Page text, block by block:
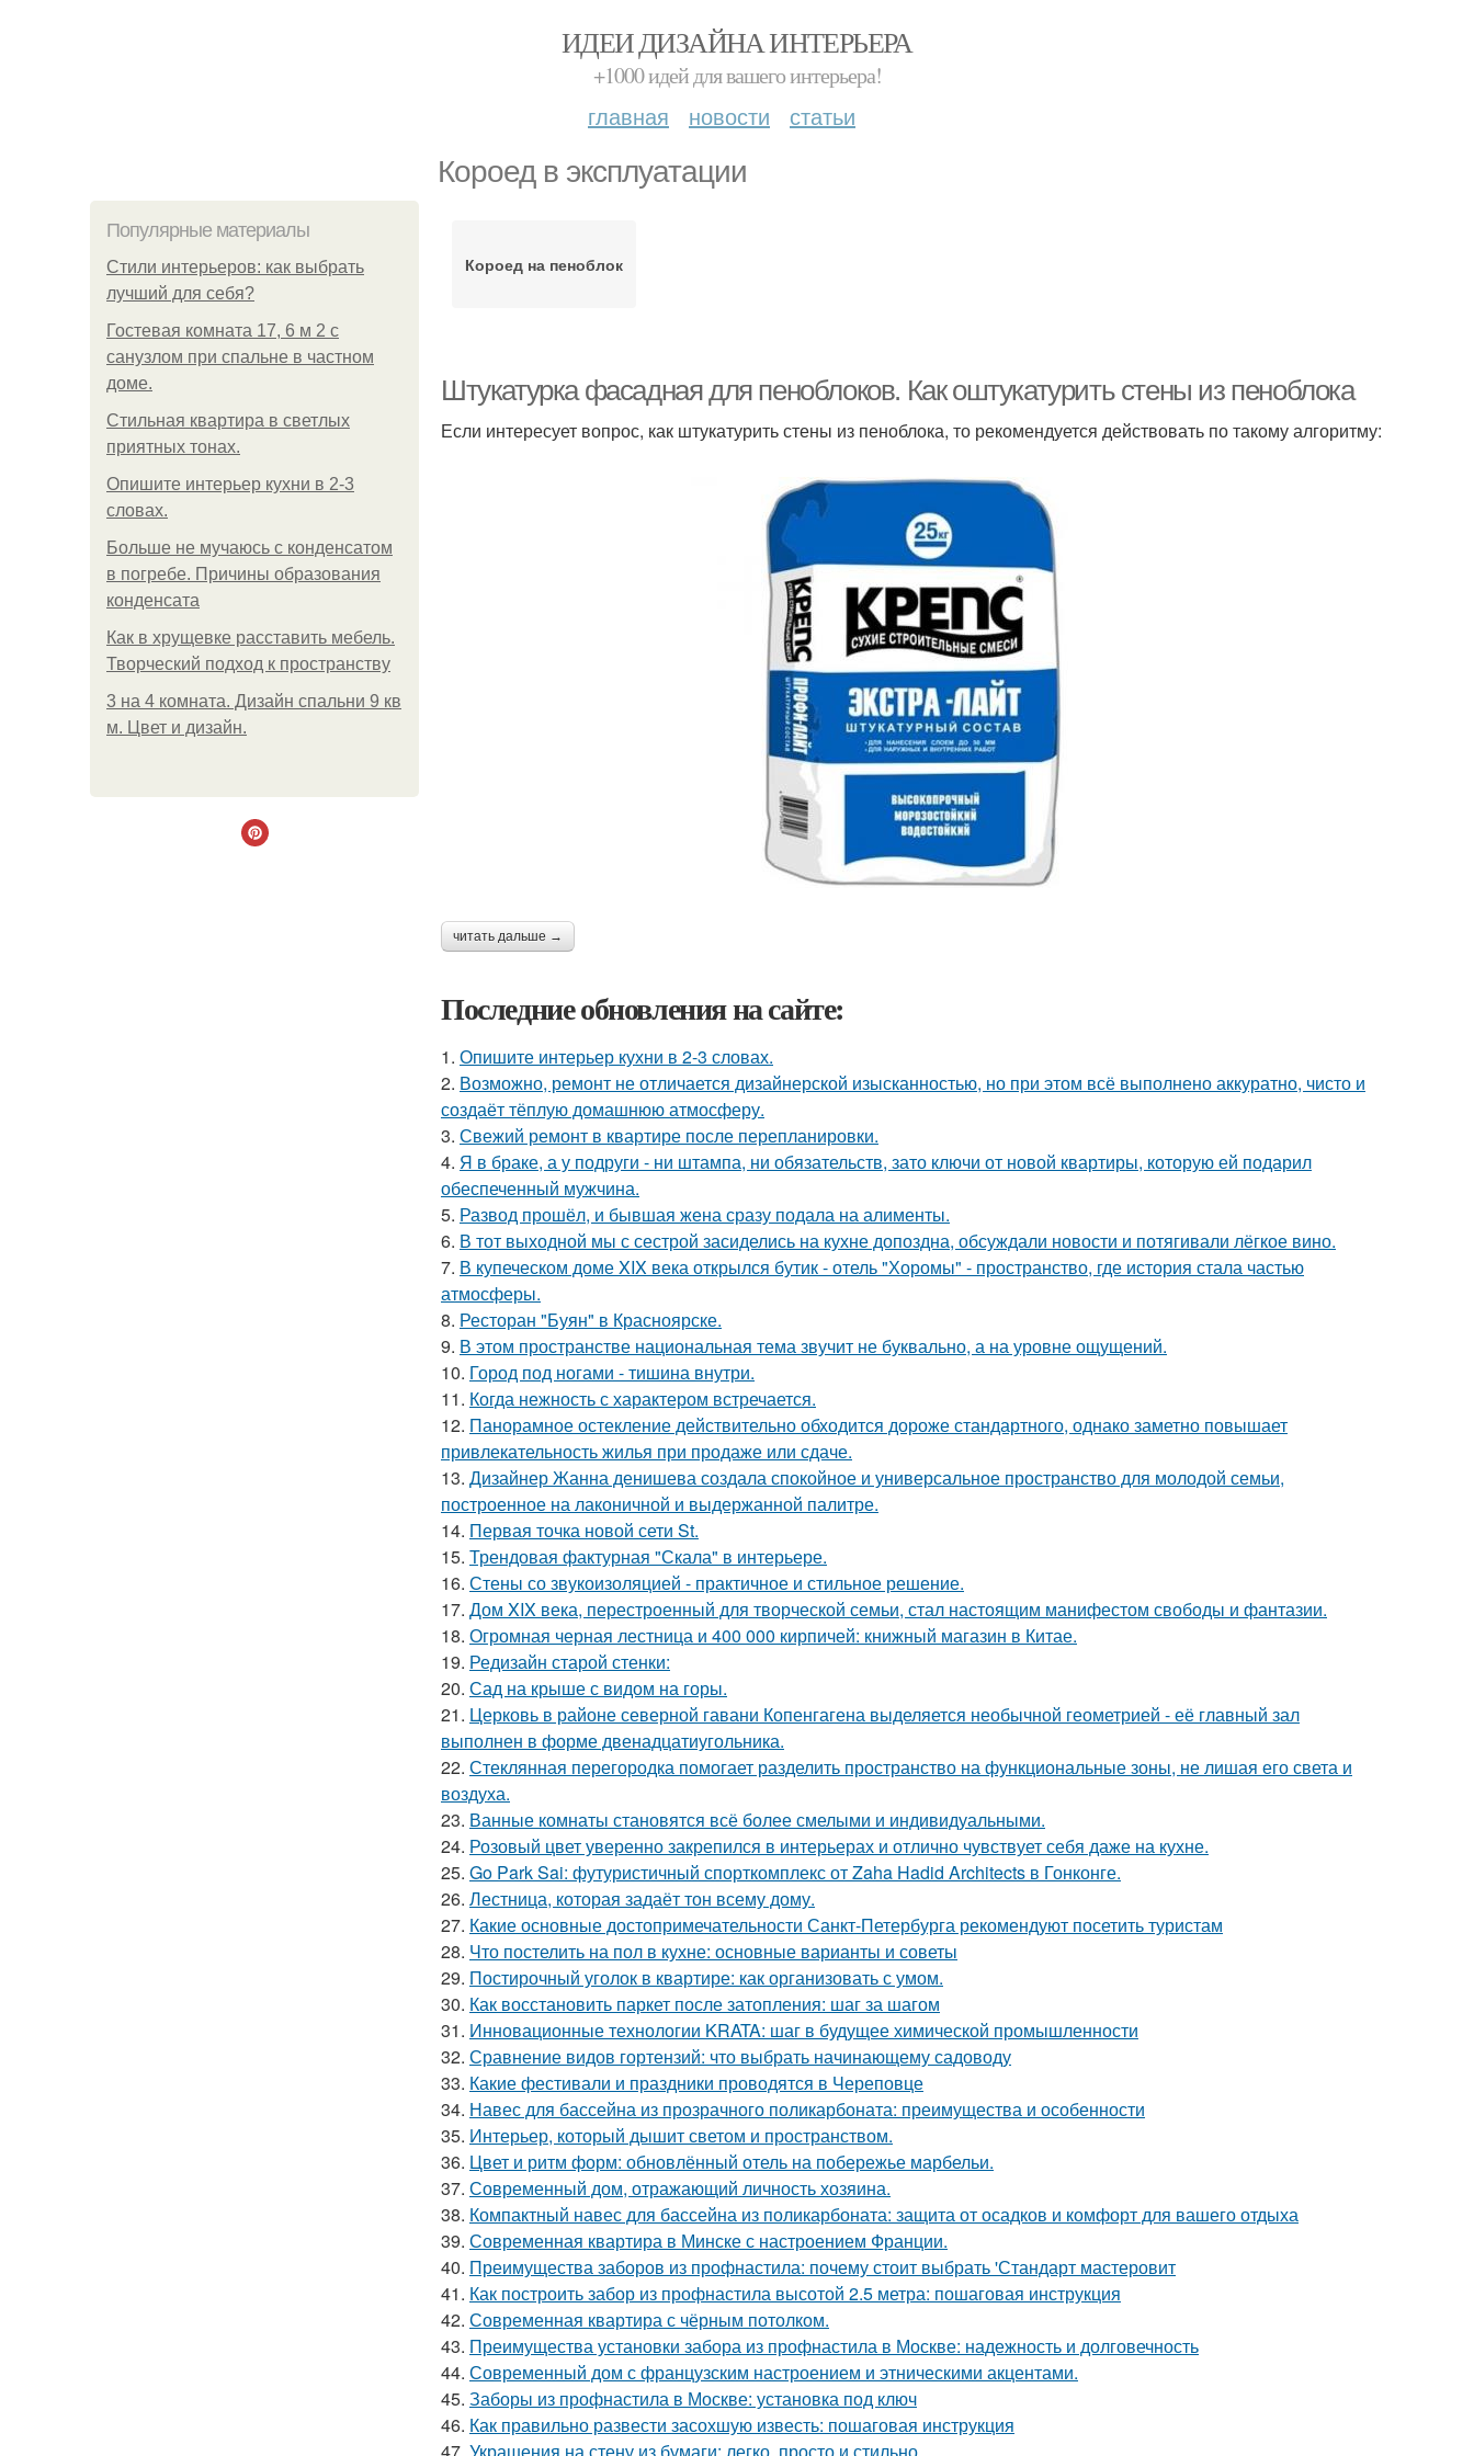
ИДЕИ ДИЗАЙНА ИНТЕРЬЕРА
+1000 идей для вашего интерьера!
главная новости статьи
Короед в эксплуатации
Популярные материалы
Стили интерьеров: как выбрать
лучший для себя?
Гостевая комната 17, 6 м 2 с
санузлом при спальне в частном
доме.
Стильная квартира в светлых
приятных тонах.
Опишите интерьер кухни в 2-3
словах.
Больше не мучаюсь с конденсатом
в погребе. Причины образования
конденсата
Как в хрущевке расставить мебель.
Творческий подход к пространству
3 на 4 комната. Дизайн спальни 9 кв
м. Цвет и дизайн.
Короед на пеноблок
Штукатурка фасадная для пеноблоков. Как оштукатурить стены из пеноблока
Если интересует вопрос, как штукатурить стены из пеноблока, то рекомендуется действовать по такому алгоритму:
читать дальше →
Последние обновления на сайте:
1. Опишите интерьер кухни в 2-3 словах.
2. Возможно, ремонт не отличается дизайнерской изысканностью, но при этом всё выполнено аккуратно, чисто и
создаёт тёплую домашнюю атмосферу.
3. Свежий ремонт в квартире после перепланировки.
4. Я в браке, а у подруги - ни штампа, ни обязательств, зато ключи от новой квартиры, которую ей подарил
обеспеченный мужчина.
5. Развод прошёл, и бывшая жена сразу подала на алименты.
6. В тот выходной мы с сестрой засиделись на кухне допоздна, обсуждали новости и потягивали лёгкое вино.
7. В купеческом доме XIX века открылся бутик - отель "Хоромы" - пространство, где история стала частью
атмосферы.
8. Ресторан "Буян" в Красноярске.
9. В этом пространстве национальная тема звучит не буквально, а на уровне ощущений.
10. Город под ногами - тишина внутри.
11. Когда нежность с характером встречается.
12. Панорамное остекление действительно обходится дороже стандартного, однако заметно повышает
привлекательность жилья при продаже или сдаче.
13. Дизайнер Жанна денишева создала спокойное и универсальное пространство для молодой семьи,
построенное на лаконичной и выдержанной палитре.
14. Первая точка новой сети St.
15. Трендовая фактурная "Скала" в интерьере.
16. Стены со звукоизоляцией - практичное и стильное решение.
17. Дом XIX века, перестроенный для творческой семьи, стал настоящим манифестом свободы и фантазии.
18. Огромная черная лестница и 400 000 кирпичей: книжный магазин в Китае.
19. Редизайн старой стенки:
20. Сад на крыше с видом на горы.
21. Церковь в районе северной гавани Копенгагена выделяется необычной геометрией - её главный зал
выполнен в форме двенадцатиугольника.
22. Стеклянная перегородка помогает разделить пространство на функциональные зоны, не лишая его света и
воздуха.
23. Ванные комнаты становятся всё более смелыми и индивидуальными.
24. Розовый цвет уверенно закрепился в интерьерах и отлично чувствует себя даже на кухне.
25. Go Park Sai: футуристичный спорткомплекс от Zaha Hadid Architects в Гонконге.
26. Лестница, которая задаёт тон всему дому.
27. Какие основные достопримечательности Санкт-Петербурга рекомендуют посетить туристам
28. Что постелить на пол в кухне: основные варианты и советы
29. Постирочный уголок в квартире: как организовать с умом.
30. Как восстановить паркет после затопления: шаг за шагом
31. Инновационные технологии KRATA: шаг в будущее химической промышленности
32. Сравнение видов гортензий: что выбрать начинающему садоводу
33. Какие фестивали и праздники проводятся в Череповце
34. Навес для бассейна из прозрачного поликарбоната: преимущества и особенности
35. Интерьер, который дышит светом и пространством.
36. Цвет и ритм форм: обновлённый отель на побережье марбельи.
37. Современный дом, отражающий личность хозяина.
38. Компактный навес для бассейна из поликарбоната: защита от осадков и комфорт для вашего отдыха
39. Современная квартира в Минске с настроением Франции.
40. Преимущества заборов из профнастила: почему стоит выбрать 'Стандарт мастеровит
41. Как построить забор из профнастила высотой 2.5 метра: пошаговая инструкция
42. Современная квартира с чёрным потолком.
43. Преимущества установки забора из профнастила в Москве: надежность и долговечность
44. Современный дом с французским настроением и этническими акцентами.
45. Заборы из профнастила в Москве: установка под ключ
46. Как правильно развести засохшую известь: пошаговая инструкция